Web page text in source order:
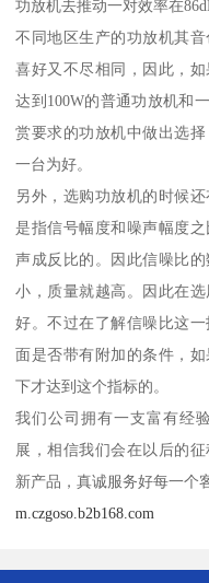
功放机去推动一对效率在
不同地区生产的功放机其
喜好又不尽相同，因此，
达到100W的普通功放机和
赏要求的功放机中做出选
一台为好。
另外，选购功放机的时候
是指信号幅度和噪声幅度
声成反比的。因此信噪比
小，质量就越高。因此在
好。不过在了解信噪比这
面是否带有附加的条件，
下才达到这个指标的。
我们公司拥有一支富有经
展，相信我们会在以后的
新产品，真诚服务好每一个
m.czgoso.b2b168.com